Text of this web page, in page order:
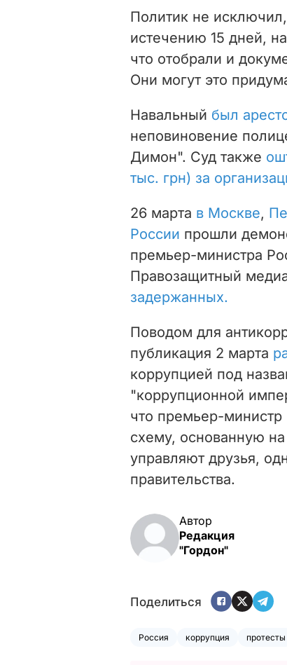
Политик не
истечению 15 дней,
что отобрали и
Они могут это
Навальный был
неповиновение
Димон". Суд также
тыс. грн) за
26 марта в Москве,
России прошли
премьер-министра
Правозащитный
задержанных.
Поводом для
публикация 2 марта
коррупцией под
"коррупционной
что премьер-
схему, основанную
управляют друзья,
правительства.
Автор
Редакция
"Гордон"
Поделиться
Россия коррупция протесты